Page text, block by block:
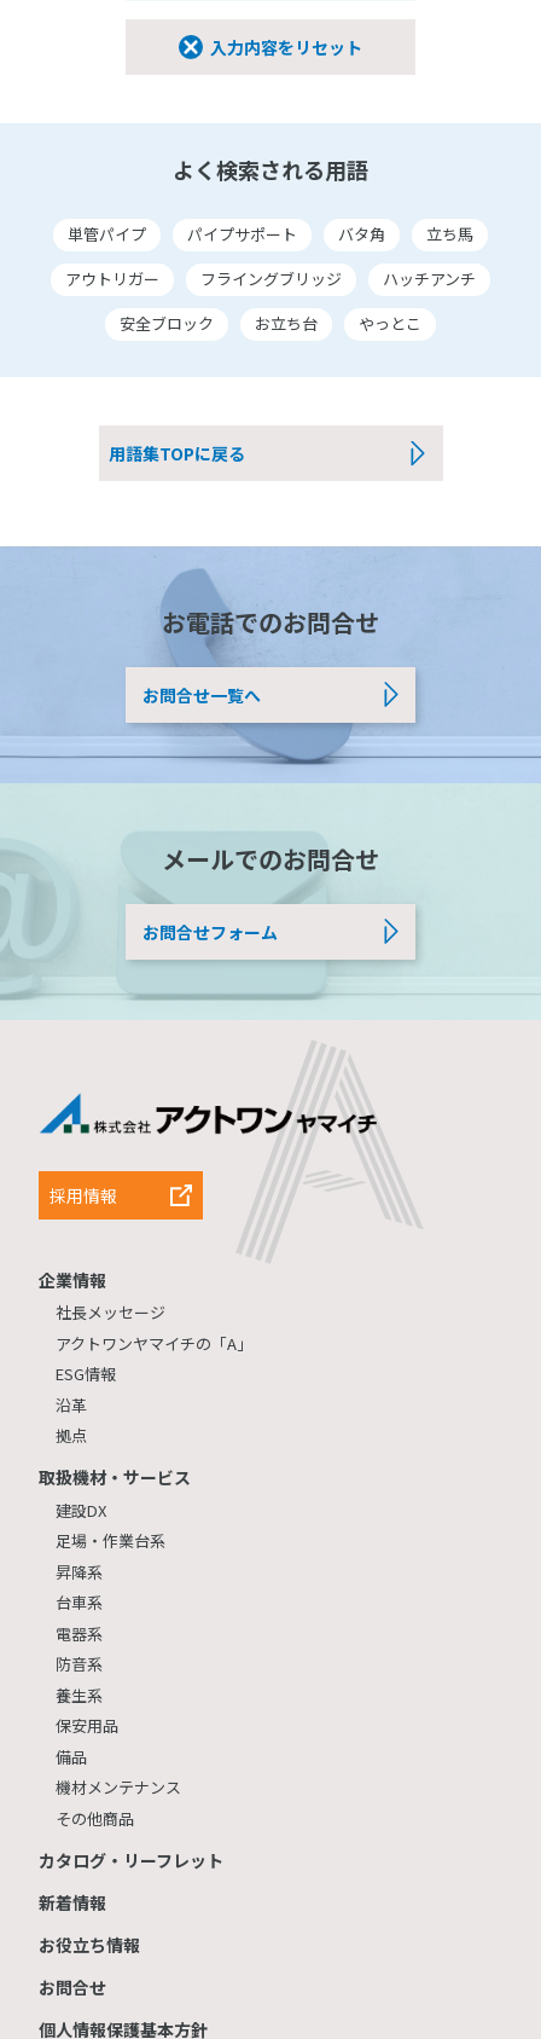
入力内容をリセット
よく検索される用語
単管パイプ パイプサポート バタ角
立ち馬
アウトリガー
フライングブリッジ
ハッチアンチ
安全ブロック
お立ち台 やっとこ
用語集TOPに戻る
お電話でのお問合せ
お問合せ一覧へ
メールでのお問合せ
お問合せフォーム
採用情報
企業情報
社長メッセージ
アクトワンヤマイチの「A」
ESG情報
沿革
拠点
取扱機材・サービス
建設DX
足場・作業台系
昇降系
台車系
電器系
防音系
養生系
保安用品
備品
機材メンテナンス
その他商品
カタログ・リーフレット
新着情報
お役立ち情報
お問合せ
個人情報保護基本方針